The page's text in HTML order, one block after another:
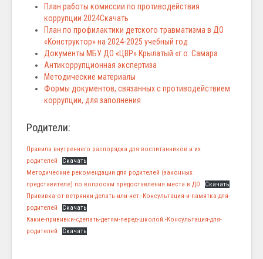
План работы комиссии по противодействия
коррупции 2024Скачать
План по профилактики детского травматизма в ДО
«Конструктор» на 2024-2025 учебный год
Документы МБУ ДО «ЦВР» Крылатый «г.о. Самара
Антикоррупционная экспертиза
Методические материалы
Формы документов, связанных с противодействием
коррупции, для заполнения
Родители:
Правила внутреннего распорядка для воспитанников и их
родителей
Скачать
Методические рекомендации для родителей (законных
представителе) по вопросам предоставления места в ДО
Скачать
Прививка-от-ветрянки-делать-или-нет.-Консультация-и-памятка-для-
родителей
Скачать
Какие-прививки-сделать-детям-перед-школой.-Консультация-для-
родителей
Скачать